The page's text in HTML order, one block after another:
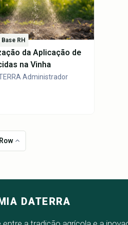
RH
da Aplicação de
na Vinha
Administrador
DATERRA